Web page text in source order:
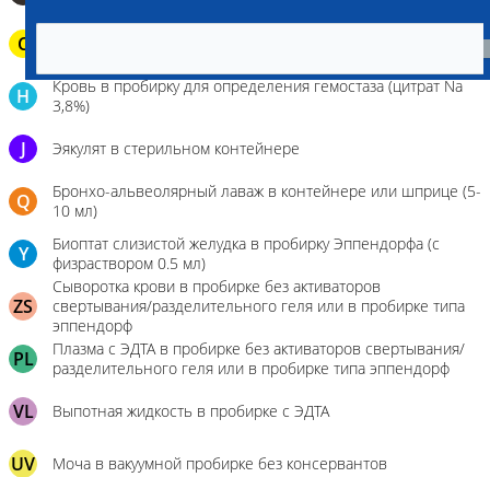
C
H
Кровь в пробирку для определения гемостаза (цитрат Na
3,8%)
J Эякулят в стерильном контейнере
Q
Бронхо-альвеолярный лаваж в контейнере или шприце (5-
10 мл)
Y
Биоптат слизистой желудка в пробирку Эппендорфа (с
физраствором 0.5 мл)
ZS
Сыворотка крови в пробирке без активаторов
свертывания/разделительного геля или в пробирке типа
эппендорф
PL
Плазма с ЭДТА в пробирке без активаторов свертывания/
разделительного геля или в пробирке типа эппендорф
VL Выпотная жидкость в пробирке с ЭДТА
UV Моча в вакуумной пробирке без консервантов